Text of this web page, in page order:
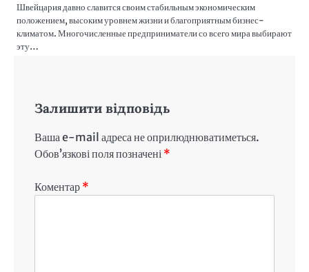
Швейцария давно славится своим стабильным экономическим
положением, высоким уровнем жизни и благоприятным бизнес-
климатом. Многочисленные предприниматели со всего мира выбирают
эту…
Залишити відповідь
Ваша e-mail адреса не оприлюднюватиметься.
Обов’язкові поля позначені *
Коментар *